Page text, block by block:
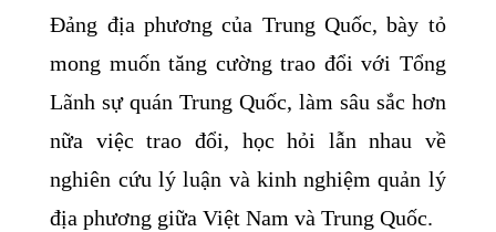
Đảng địa phương của Trung Quốc, bày tỏ
mong muốn tăng cường trao đổi với Tổng
Lãnh sự quán Trung Quốc, làm sâu sắc hơn
nữa việc trao đổi, học hỏi lẫn nhau về
nghiên cứu lý luận và kinh nghiệm quản lý
địa phương giữa Việt Nam và Trung Quốc.